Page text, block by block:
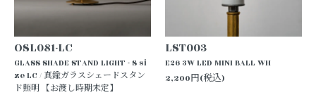
OSL081-LC
GLASS SHADE STAND LIGHT - S si
ze LC / 真鍮ガラスシェードスタン
ド照明 【お渡し時期未定】
LST003
E26 3W LED MINI BALL WH
2,200円(税込)